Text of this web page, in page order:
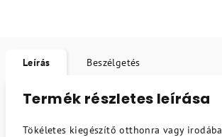
Leírás Beszélgetés
Termék részletes leírása
Tökéletes kiegészítő otthonra vagy irodába